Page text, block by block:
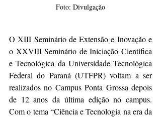
Foto: Divulgação
O XIII Seminário de Extensão e Inovação e
o XXVIII Seminário de Iniciação Científica
e Tecnológica da Universidade Tecnológica
Federal do Paraná (UTFPR) voltam a ser
realizados no Campus Ponta Grossa depois
de 12 anos da última edição no campus.
Com o tema “Ciência e Tecnologia na era da